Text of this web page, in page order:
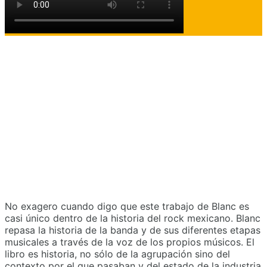
No exagero cuando digo que este trabajo de Blanc es
casi único dentro de la historia del rock mexicano. Blanc
repasa la historia de la banda y de sus diferentes etapas
musicales a través de la voz de los propios músicos. El
libro es historia, no sólo de la agrupación sino del